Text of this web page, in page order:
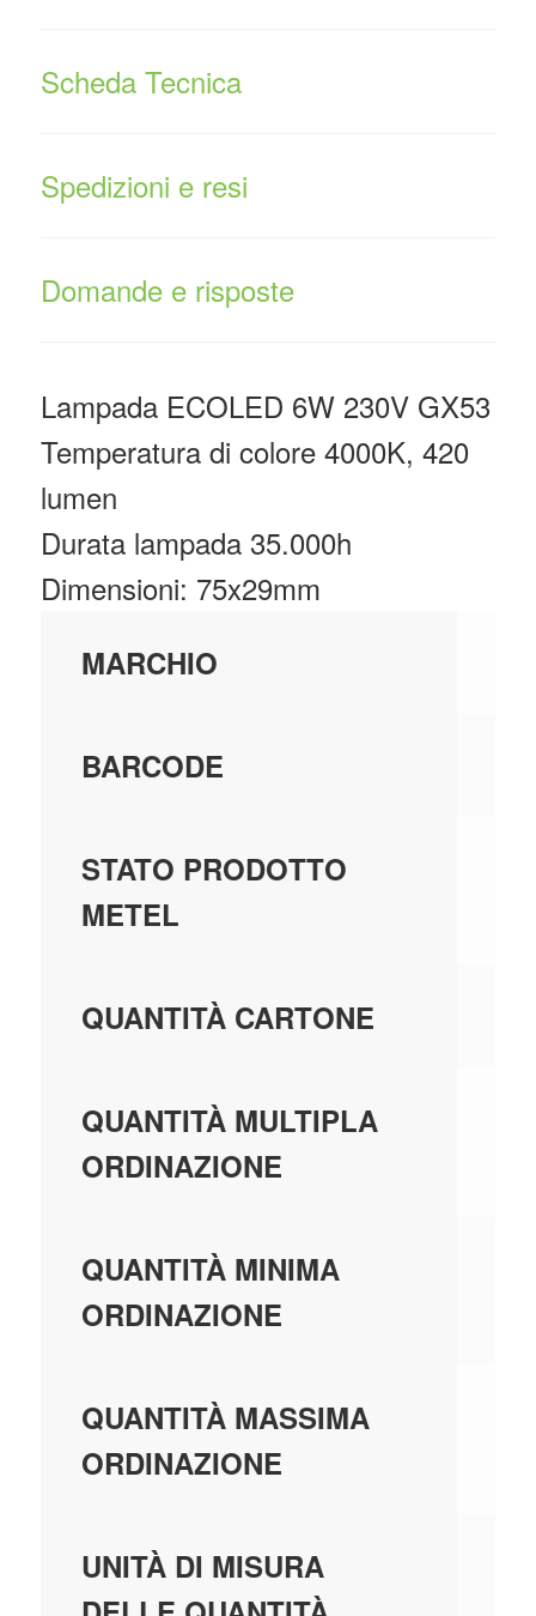
Scheda Tecnica
Spedizioni e resi
Domande e risposte
Lampada ECOLED 6W 230V GX53
Temperatura di colore 4000K, 420
lumen
Durata lampada 35.000h
Dimensioni: 75x29mm
MARCHIO
BARCODE
STATO PRODOTTO
METEL
QUANTITÀ CARTONE
QUANTITÀ MULTIPLA
ORDINAZIONE
QUANTITÀ MINIMA
ORDINAZIONE
QUANTITÀ MASSIMA
ORDINAZIONE
UNITÀ DI MISURA